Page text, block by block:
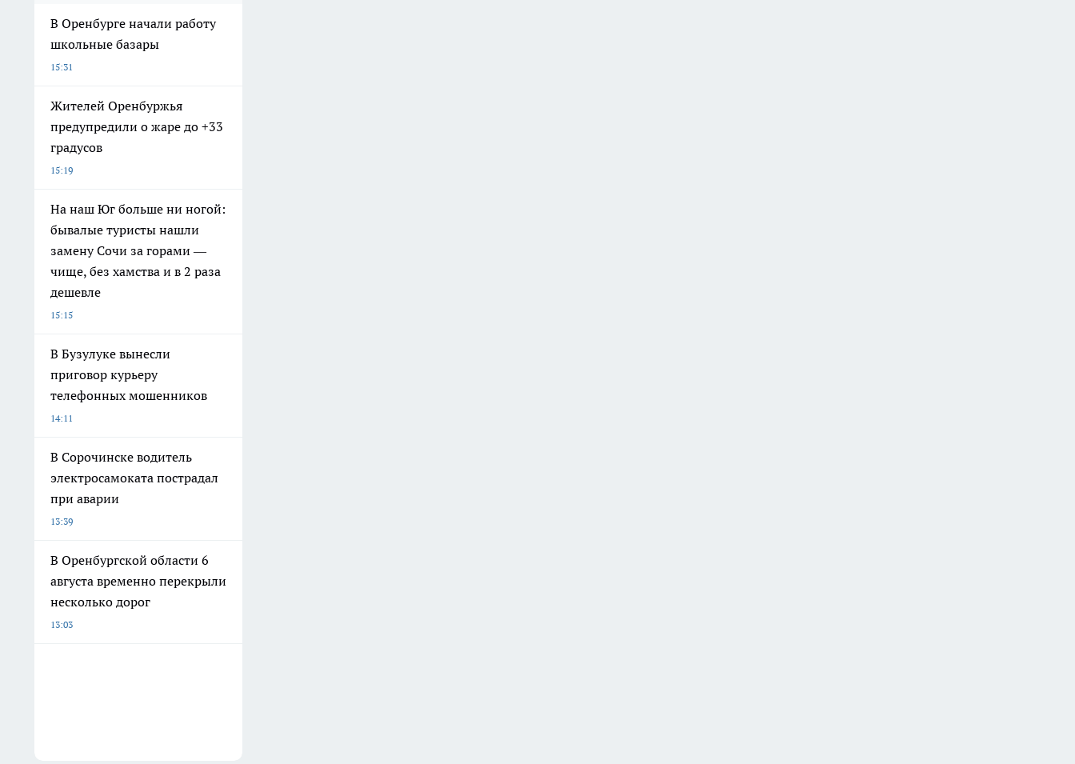
В Оренбурге начали работу
школьные базары
15:31
Жителей Оренбуржья
предупредили о жаре до +33
градусов
15:19
На наш Юг больше ни ногой:
бывалые туристы нашли
замену Сочи за горами —
чище, без хамства и в 2 раза
дешевле
15:15
В Бузулуке вынесли
приговор курьеру
телефонных мошенников
14:11
В Сорочинске водитель
электросамоката пострадал
при аварии
13:39
В Оренбургской области 6
августа временно перекрыли
несколько дорог
13:03